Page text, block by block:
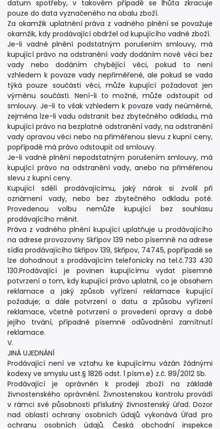
datum spotřeby, v takovém případě se lhůta zkracuje
pouze do data vyznačeného na obalu zboží.
Za okamžik uplatnění práva z vadného plnění se považuje
okamžik, kdy prodávající obdržel od kupujícího vadné zboží.
Je-li vadné plnění podstatným porušením smlouvy, má
kupující právo na odstranění vady dodáním nové věci bez
vady nebo dodáním chybějící věci, pokud to není
vzhledem k povaze vady nepřiměřené, ale pokud se vada
týká pouze součásti věci, může kupující požadovat jen
výměnu součásti. Není-li to možné, může odstoupit od
smlouvy. Je-li to však vzhledem k povaze vady neúměrné,
zejména lze-li vadu odstranit bez zbytečného odkladu, má
kupující právo na bezplatné odstranění vady, na odstranění
vady opravou věci nebo na přiměřenou slevu z kupní ceny,
popřípadě má právo odstoupit od smlouvy.
Je-li vadné plnění nepodstatným porušením smlouvy, má
kupující právo na odstranění vady, anebo na přiměřenou
slevu z kupní ceny.
Kupující sdělí prodávajícímu, jaký nárok si zvolil při
oznámení vady, nebo bez zbytečného odkladu poté.
Provedenou volbu nemůže kupující bez souhlasu
prodávajícího měnit.
Práva z vadného plnění kupující uplatňuje u prodávajícího
na adrese provozovny Skřípov 139 nebo písemně na adrese
sídla prodávajícího Skřipov 139, Skřipov, 74745, popřípadě se
lze dohodnout s prodávajícím telefonicky na tel.č.733 430
130.Prodávající je povinen kupujícímu vydat písemné
potvrzení o tom, kdy kupující právo uplatnil, co je obsahem
reklamace a jaký způsob vyřízení reklamace kupující
požaduje; a dále potvrzení o datu a způsobu vyřízení
reklamace, včetně potvrzení o provedení opravy a době
jejího trvání, případně písemné odůvodnění zamítnutí
reklamace.
V.
JINÁ UJEDNÁNÍ
Prodávající není ve vztahu ke kupujícímu vázán žádnými
kodexy ve smyslu ust.§ 1826 odst. 1 písm.e) z.č. 89/2012 Sb.
Prodávající je oprávněn k prodeji zboží na základě
živnostenského oprávnění. Živnostenskou kontrolu provádí
v rámci své působnosti příslušný živnostenský úřad. Dozor
nad oblastí ochrany osobních údajů vykonává Úřad pro
ochranu osobních údajů. Česká obchodní inspekce